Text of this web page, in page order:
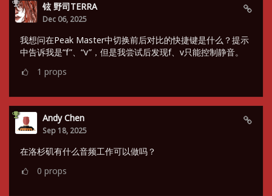
铉 野司TERRA
Dec 06, 2025
我想问在Peak Master中切换前后对比的快捷键是什么？提示
中告诉我是“f”、“v”，但是我尝试后发现f、v只能控制静音。
1 props
Andy Chen
Sep 18, 2025
在洛杉矶有什么音频工作可以做吗？
0 props